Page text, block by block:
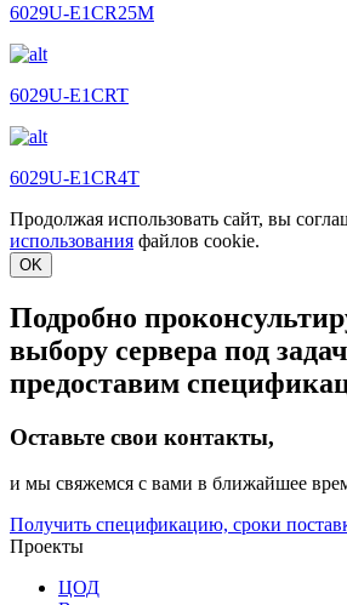
6029U-E1CR25M
6029U-E1CRT
6029U-E1CR4T
Продолжая использовать сайт, вы
использования файлов cookie.
OK
Подробно
выбору сервера под
предоставим
Оставьте свои контакты,
и мы свяжемся с вами в ближайшее
Получить спецификацию, сроки
Проекты
ЦОД